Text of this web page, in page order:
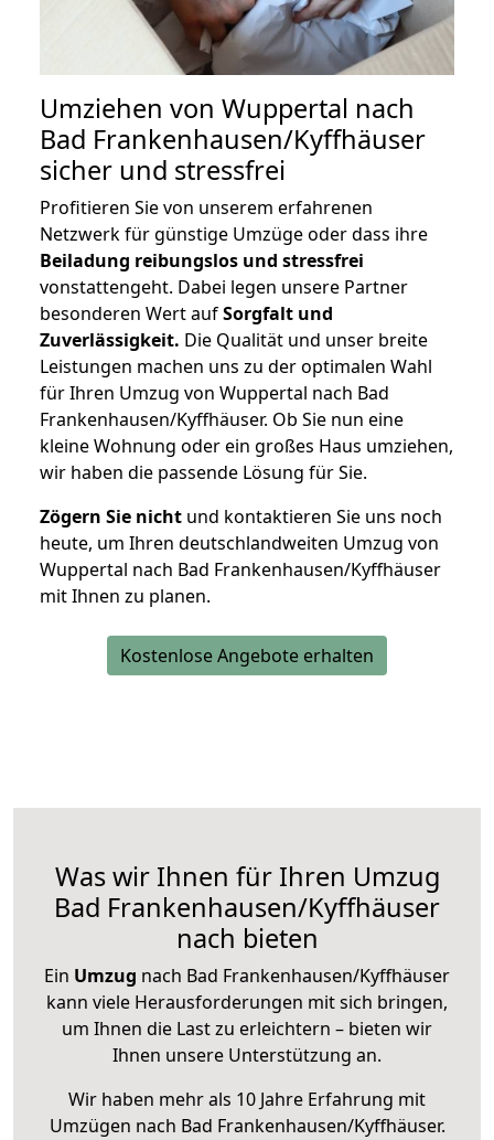
Umziehen von Wuppertal nach
Bad Frankenhausen/Kyffhäuser
sicher und stressfrei
Profitieren Sie von unserem erfahrenen
Netzwerk für günstige Umzüge oder dass ihre
Beiladung reibungslos und stressfrei
vonstattengeht. Dabei legen unsere Partner
besonderen Wert aufSorgfalt und
Zuverlässigkeit. Die Qualität und unser breite
Leistungen machen uns zu der optimalen Wahl
für Ihren Umzug von Wuppertal nach Bad
Frankenhausen/Kyffhäuser. Ob Sie nun eine
kleine Wohnung oder ein großes Haus umziehen,
wir haben die passende Lösung für Sie.
Zögern Sie nicht und kontaktieren Sie uns noch
heute, um Ihren deutschlandweiten Umzug von
Wuppertal nach Bad Frankenhausen/Kyffhäuser
mit Ihnen zu planen.
Kostenlose Angebote erhalten
Was wir Ihnen für Ihren Umzug
Bad Frankenhausen/Kyffhäuser
nach bieten
Ein Umzug nach Bad Frankenhausen/Kyffhäuser
kann viele Herausforderungen mit sich bringen,
um Ihnen die Last zu erleichtern – bieten wir
Ihnen unsere Unterstützung an.
Wir haben mehr als 10 Jahre Erfahrung mit
Umzügen nach Bad Frankenhausen/Kyffhäuser.